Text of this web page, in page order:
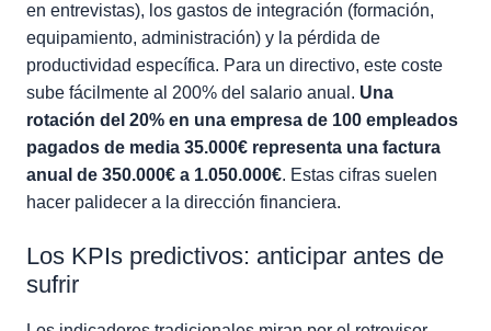
en entrevistas), los gastos de integración (formación,
equipamiento, administración) y la pérdida de
productividad específica. Para un directivo, este coste
sube fácilmente al 200% del salario anual. Una
rotación del 20% en una empresa de 100 empleados
pagados de media 35.000€ representa una factura
anual de 350.000€ a 1.050.000€. Estas cifras suelen
hacer palidecer a la dirección financiera.
Los KPIs predictivos: anticipar antes de
sufrir